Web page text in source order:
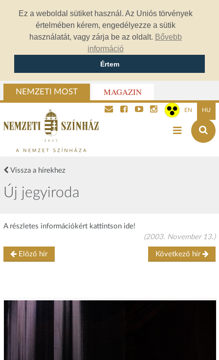
Ez a weboldal sütiket használ. Az Uniós törvények
értelmében kérem, engedélyezze a sütik
használatát, vagy zárja be az oldalt. Bővebb
információ
Értem
NEMZETI MOST MAGAZIN
EN HU
Vissza a hírekhez
Új jegyiroda
A részletes információkért kattintson ide!
(2003. November 13.)
Előző hír Következő hír